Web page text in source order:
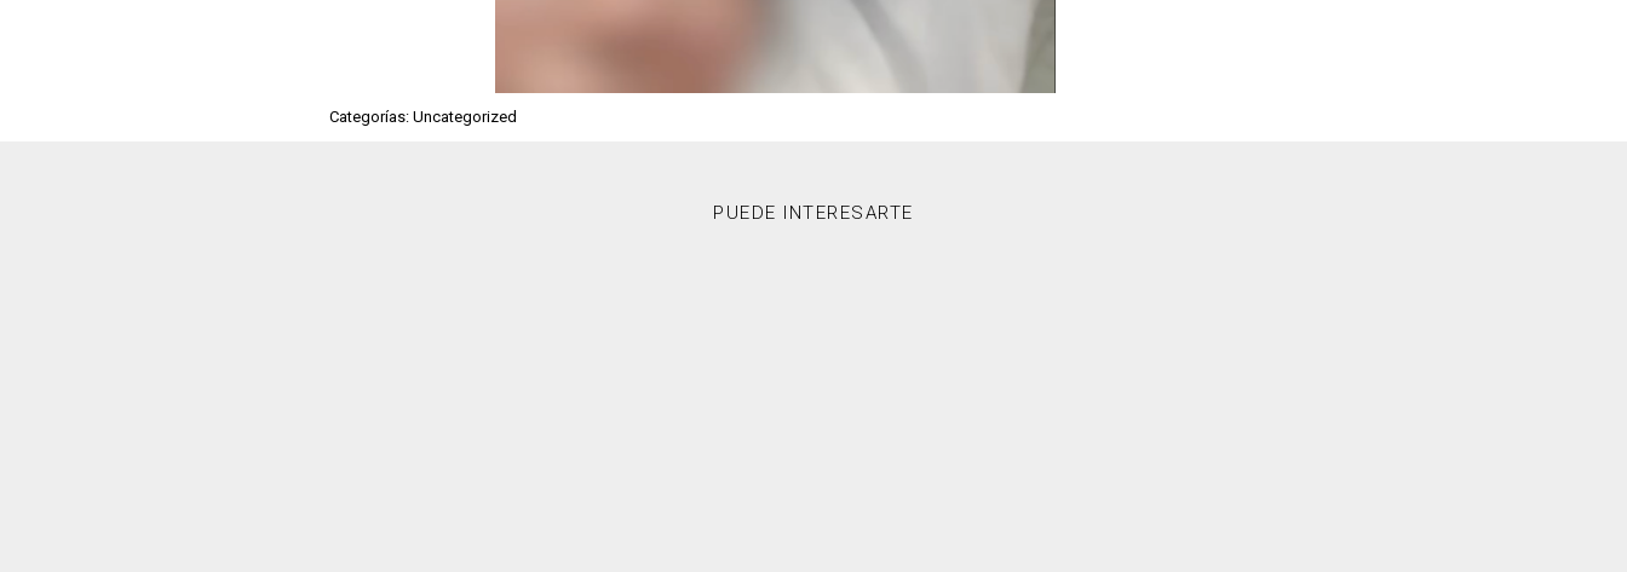
Categorías: Uncategorized
PUEDE INTERESARTE